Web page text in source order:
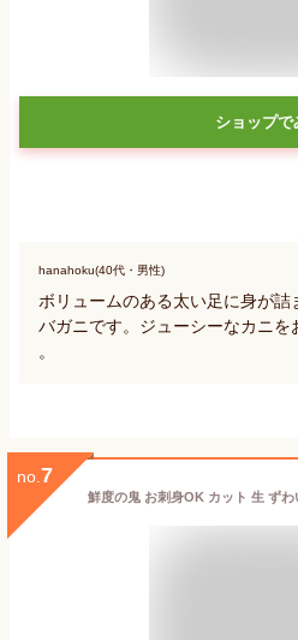
ショップで
hanahoku(40代・男性)
ボリュームのある太い足に身が詰
バガニです。ジューシーなカニを
。
no. 7